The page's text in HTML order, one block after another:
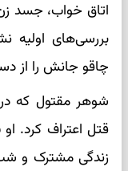
بررسی‌های اولیه
چاقو جانش را از
شوهر مقتول که
قتل اعتراف کرد.
زندگی مشترک و شب